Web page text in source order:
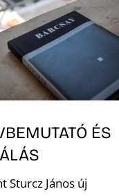
ÉS
Sturcz János új